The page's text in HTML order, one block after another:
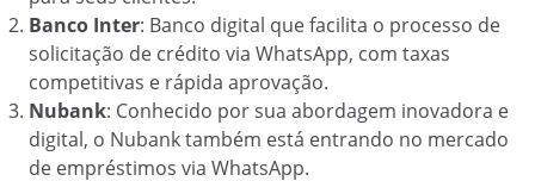
Banco Inter: Banco digital que facilita o processo de
solicitação de crédito via WhatsApp, com taxas
competitivas e rápida aprovação.
Nubank: Conhecido por sua abordagem inovadora e
digital, o Nubank também está entrando no mercado
de empréstimos via WhatsApp.